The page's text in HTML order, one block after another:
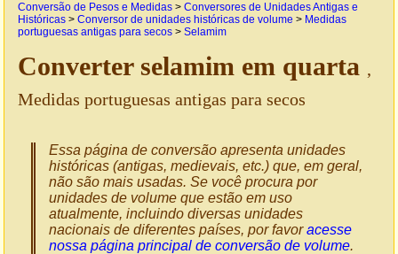
Conversão de Pesos e Medidas > Conversores de Unidades Antigas e
Históricas > Conversor de unidades históricas de volume > Medidas
portuguesas antigas para secos > Selamim
Converter selamim em quarta ,
Medidas portuguesas antigas para secos
Essa página de conversão apresenta unidades
históricas (antigas, medievais, etc.) que, em geral,
não são mais usadas. Se você procura por
unidades de volume que estão em uso
atualmente, incluindo diversas unidades
nacionais de diferentes países, por favoracesse
nossa página principal de conversão de volume.